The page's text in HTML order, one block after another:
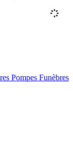
Pompes Funèbres